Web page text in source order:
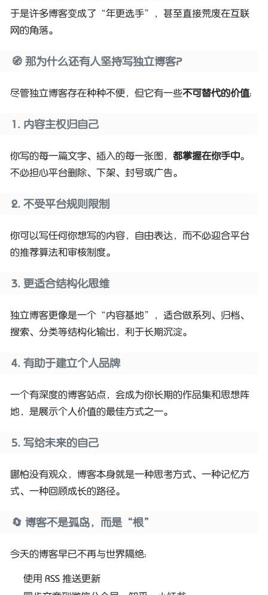
于是许多博客变成了“年更选手”，甚至直接荒废在互联
网的角落。
🧭 那为什么还有人坚持写独立博客？
尽管独立博客存在种种不便，但它有一些不可替代的价值：
1. 内容主权归自己
你写的每一篇文字、插入的每一张图，都掌握在你手中。
不必担心平台删除、下架、封号或广告。
2. 不受平台规则限制
你可以写任何你想写的内容，自由表达，而不必迎合平台
的推荐算法和审核制度。
3. 更适合结构化思维
独立博客更像是一个“内容基地”，适合做系列、归档、
搜索、分类等结构化输出，利于长期沉淀。
4. 有助于建立个人品牌
一个有深度的博客站点，会成为你长期的作品集和思想阵
地，是展示个人价值的最佳方式之一。
5. 写给未来的自己
哪怕没有观众，博客本身就是一种思考方式、一种记忆方
式、一种回顾成长的路径。
🔄 博客不是孤岛，而是“根”
今天的博客早已不再与世界隔绝：
使用 RSS 推送更新